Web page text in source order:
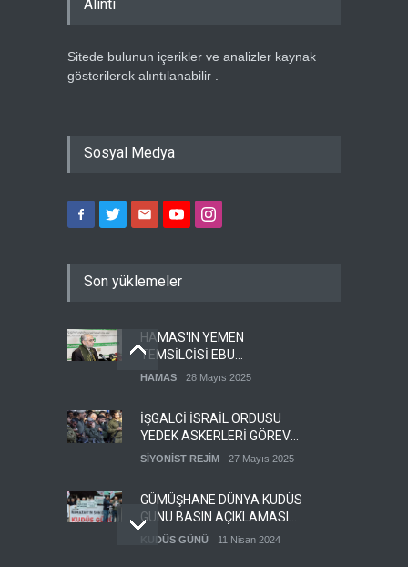
Alıntı
Sitede bulunun içerikler ve analizler kaynak
gösterilerek alıntılanabilir .
Sosyal Medya
Son yüklemeler
HAMAS'IN YEMEN
TEMSİLCİSİ EBU
ŞEMALE'DEN ÖNEMLİ
HAMAS 28 Mayıs 2025
İŞGALCİ İSRAİL ORDUSU
YEDEK ASKERLERİ GÖREVE
ÇAĞIRDI
SİYONİST REJİM 27 Mayıs 2025
GÜMÜŞHANE DÜNYA KUDÜS
GÜNÜ BASIN AÇIKLAMASI
(VİDEO-FOTO)
KUDÜS GÜNÜ 11 Nisan 2024